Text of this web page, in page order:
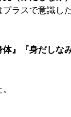
プラスで意識し
体』『身だしなみ